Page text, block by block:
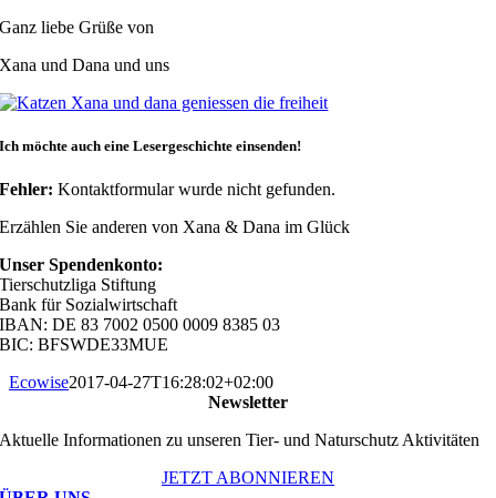
Ganz liebe Grüße von
Xana und Dana und uns
Ich möchte auch eine Lesergeschichte einsenden!
Fehler: Kontaktformular wurde nicht gefunden.
Erzählen Sie anderen von Xana & Dana im Glück
Unser Spendenkonto:
Tierschutzliga Stiftung
Bank für Sozialwirtschaft
IBAN: DE 83 7002 0500 0009 8385 03
BIC: BFSWDE33MUE
Ecowise2017-04-27T16:28:02+02:00
Newsletter
Aktuelle Informationen zu unseren Tier- und Naturschutz Aktivitäten
JETZT ABONNIEREN